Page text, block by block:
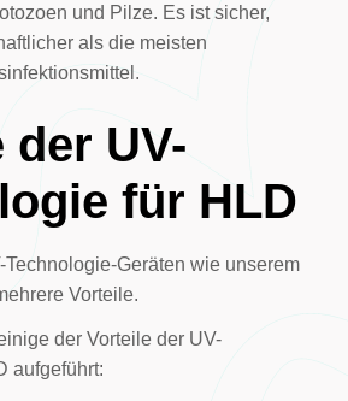
und Pilze. Es ist sicher,
als die meisten
der UV-
für HLD
Technologie-Geräten wie unserem
Vorteile.
der Vorteile der UV-
aufgeführt: